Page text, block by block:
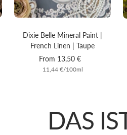
Dixie Belle Mineral Paint |
French Linen | Taupe
Sale
price
From 13,50 €
11,44 €/100ml
DAS